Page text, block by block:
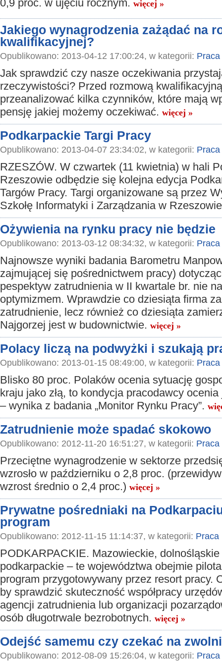
0,9 proc. w ujęciu rocznym. więcej »
Jakiego wynagrodzenia zażądać na
kwalifikacyjnej?
Opublikowano: 2013-04-12 17:00:24, w kategorii: Praca
Jak sprawdzić czy nasze oczekiwania
rzeczywistości? Przed rozmową
przeanalizować kilka czynników, które mają
pensję jakiej możemy oczekiwać. więcej »
Podkarpackie Targi Pracy
Opublikowano: 2013-04-07 23:34:02, w kategorii: Praca
RZESZÓW. W czwartek (11 kwietnia) w hali
Rzeszowie odbędzie się kolejna edycja
Targów Pracy. Targi organizowane są przez
Szkołę Informatyki i Zarządzania w
Ożywienia na rynku pracy nie będzie
Opublikowano: 2013-03-12 08:34:32, w kategorii: Praca
Najnowsze wyniki badania Barometru
zajmującej się pośrednictwem pracy)
pespektyw zatrudnienia w II kwartale br. nie
optymizmem. Wprawdzie co dziesiąta firma
zatrudnienie, lecz również co dziesiąta
Najgorzej jest w budownictwie. więcej »
Polacy liczą na podwyżki i szukają
Opublikowano: 2013-01-15 08:49:00, w kategorii: Praca
Blisko 80 proc. Polaków ocenia sytuację
kraju jako złą, to kondycja pracodawcy
– wynika z badania „Monitor Rynku Pracy”.
Zatrudnienie może spadać skokowo
Opublikowano: 2012-11-20 16:51:27, w kategorii: Praca
Przeciętne wynagrodzenie w sektorze
wzrosło w październiku o 2,8 proc.
wzrost średnio o 2,4 proc.) więcej »
Prywatne pośredniaki na
program
Opublikowano: 2012-11-15 11:14:37, w kategorii: Praca
PODKARPACKIE. Mazowieckie, dolnośląskie
podkarpackie – te województwa obejmie
program przygotowywany przez resort pracy.
by sprawdzić skuteczność współpracy
agencji zatrudnienia lub organizacji
osób długotrwale bezrobotnych. więcej »
Odejść samemu czy czekać na
Opublikowano: 2012-08-09 15:26:04, w kategorii: Praca